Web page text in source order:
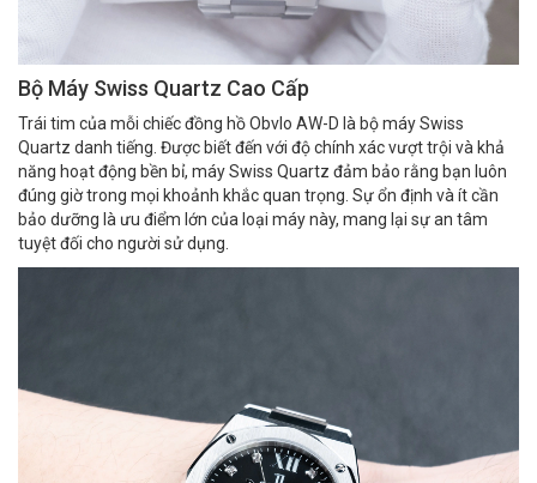
Bộ Máy Swiss Quartz Cao Cấp
Trái tim của mỗi chiếc đồng hồ Obvlo AW-D là bộ máy Swiss
Quartz danh tiếng. Được biết đến với độ chính xác vượt trội và khả
năng hoạt động bền bỉ, máy Swiss Quartz đảm bảo rằng bạn luôn
đúng giờ trong mọi khoảnh khắc quan trọng. Sự ổn định và ít cần
bảo dưỡng là ưu điểm lớn của loại máy này, mang lại sự an tâm
tuyệt đối cho người sử dụng.